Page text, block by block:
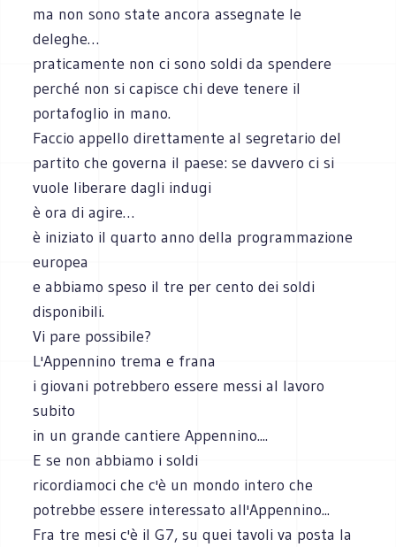
ma non sono state ancora assegnate le
deleghe…
praticamente non ci sono soldi da spendere
perché non si capisce chi deve tenere il
portafoglio in mano.
Faccio appello direttamente al segretario del
partito che governa il paese: se davvero ci si
vuole liberare dagli indugi
è ora di agire…
è iniziato il quarto anno della programmazione
europea
e abbiamo speso il tre per cento dei soldi
disponibili.
Vi pare possibile?
L'Appennino trema e frana
i giovani potrebbero essere messi al lavoro
subito
in un grande cantiere Appennino....
E se non abbiamo i soldi
ricordiamoci che c'è un mondo intero che
potrebbe essere interessato all'Appennino...
Fra tre mesi c'è il G7, su quei tavoli va posta la